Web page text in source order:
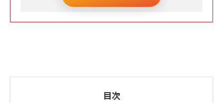
目次